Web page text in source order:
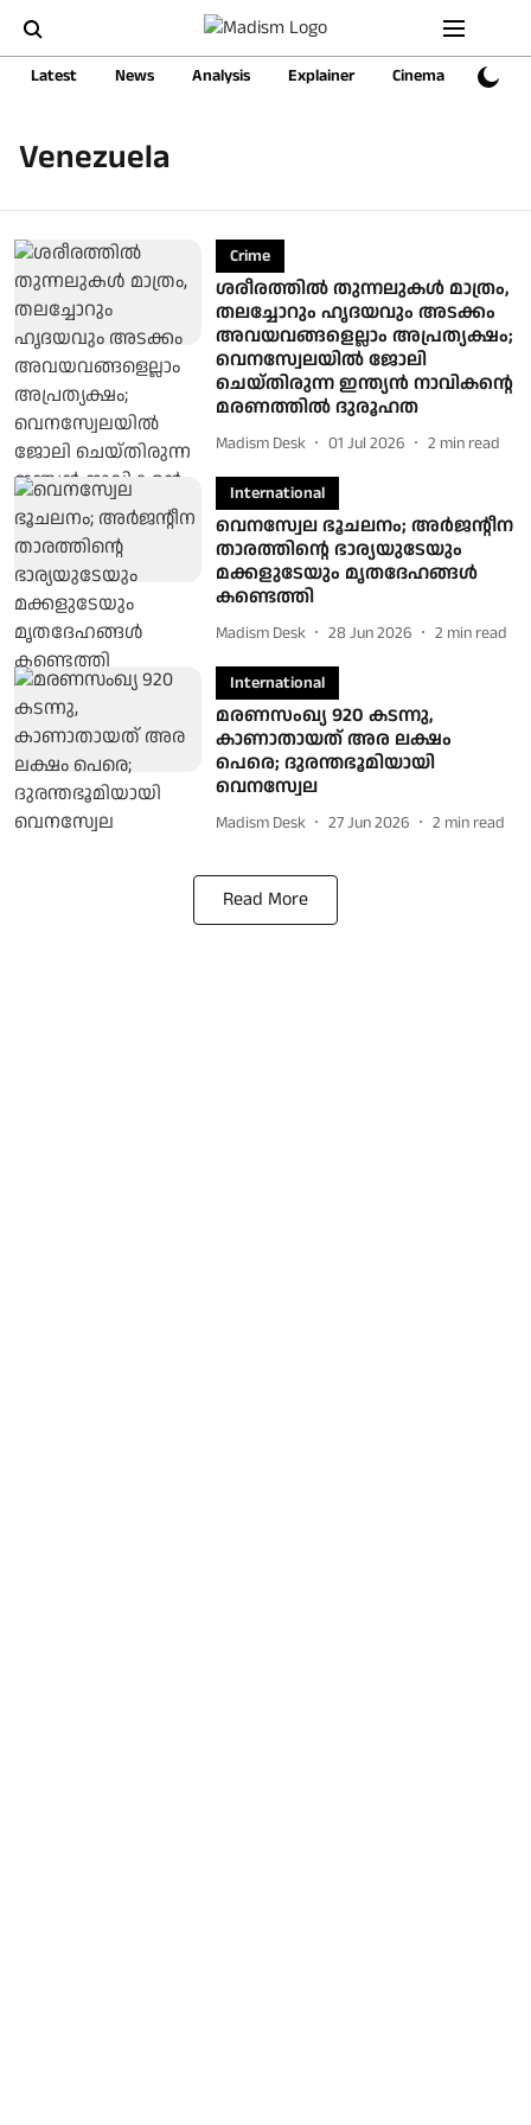
Latest News Analysis Explainer Cinema Sports
Venezuela
Crime
ശരീരത്തിൽ തുന്നലുകൾ മാത്രം,
തലച്ചോറും ഹൃദയവും അടക്കം
അവയവങ്ങളെല്ലാം അപ്രത്യക്ഷം;
വെനസ്വേലയിൽ ജോലി
ചെയ്തിരുന്ന ഇന്ത്യൻ നാവികന്റെ
മരണത്തില്‍ ദുരൂഹത
Madism Desk 01 Jul 2026 2 min read
International
വെനസ്വേല ഭൂചലനം; അർജന്റീന
താരത്തിന്റെ ഭാര്യയുടേയും
മക്കളുടേയും മൃതദേഹങ്ങൾ
കണ്ടെത്തി
Madism Desk 28 Jun 2026 2 min read
International
മരണസംഖ്യ 920 കടന്നു,
കാണാതായത് അര ലക്ഷം
പെരെ; ദുരന്തഭൂമിയായി
വെനസ്വേല
Madism Desk 27 Jun 2026 2 min read
Read More